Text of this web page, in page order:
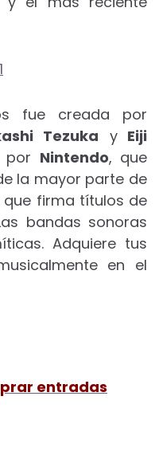
fue creada por
Tezuka yEiji
por Nintendo, que
la mayor parte de
que firma títulos de
bandas sonoras
Adquiere tus
en el
entradas